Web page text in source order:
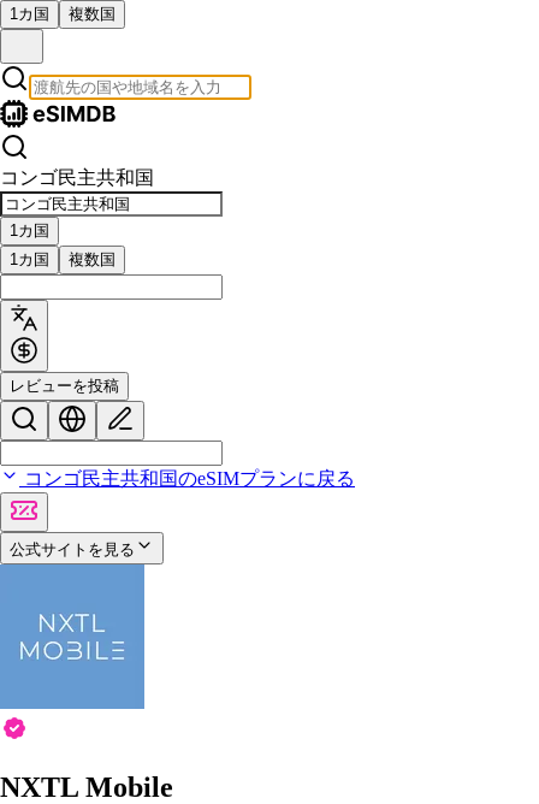
1カ国 複数国
コンゴ民主共和国
1カ国
1カ国
複数国
レビューを投稿
コンゴ民主共和国のeSIMプランに戻る
公式サイトを見る
NXTL Mobile